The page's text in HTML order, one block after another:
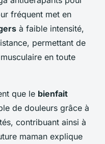
fréquent met en
à faible intensité,
permettant de
en toute
que le bienfait
de douleurs grâce à
contribuant ainsi à
maman explique